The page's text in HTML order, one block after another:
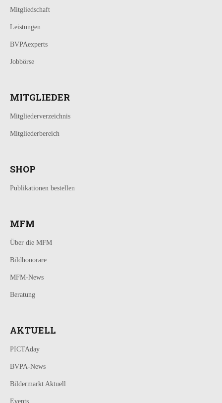
Mitgliedschaft
Leistungen
BVPAexperts
Jobbörse
MITGLIEDER
Mitgliederverzeichnis
Mitgliederbereich
SHOP
Publikationen bestellen
MFM
Über die MFM
Bildhonorare
MFM-News
Beratung
AKTUELL
PICTAday
BVPA-News
Bildermarkt Aktuell
Events